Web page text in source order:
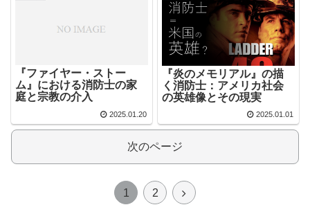
『ファイヤー・ストー
ム』における消防士の家
庭と宗教の介入
2025.01.20
『炎のメモリアル』の描
く消防士：アメリカ社会
の英雄像とその現実
2025.01.01
次のページ
1 2